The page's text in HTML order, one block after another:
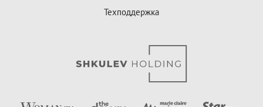
Техподдержка